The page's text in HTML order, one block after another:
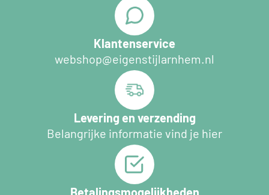
Klantenservice
webshop@eigenstijlarnhem.nl
Levering en verzending
Belangrijke informatie vind je hier
Betalingsmogelijkheden